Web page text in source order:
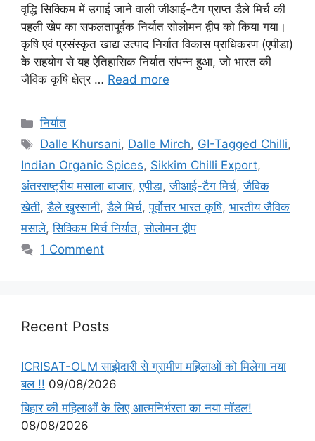
वृद्धि सिक्किम में उगाई जाने वाली जीआई-टैग प्राप्त डैले मिर्च की
पहली खेप का सफलतापूर्वक निर्यात सोलोमन द्वीप को किया गया।
कृषि एवं प्रसंस्कृत खाद्य उत्पाद निर्यात विकास प्राधिकरण (एपीडा)
के सहयोग से यह ऐतिहासिक निर्यात संपन्न हुआ, जो भारत की
जैविक कृषि क्षेत्र … Read more
निर्यात
Dalle Khursani, Dalle Mirch, GI-Tagged Chilli,
Indian Organic Spices, Sikkim Chilli Export,
अंतरराष्ट्रीय मसाला बाजार,एपीडा,जीआई-टैग मिर्च,जैविक
खेती,डैले खुरसानी,डैले मिर्च,पूर्वोत्तर भारत कृषि, भारतीय जैविक
मसाले,सिक्किम मिर्च निर्यात,सोलोमन द्वीप
1 Comment
Recent Posts
ICRISAT-OLM साझेदारी से ग्रामीण महिलाओं को मिलेगा नया
बल !! 09/08/2026
बिहार की महिलाओं के लिए आत्मनिर्भरता का नया मॉडल!
08/08/2026